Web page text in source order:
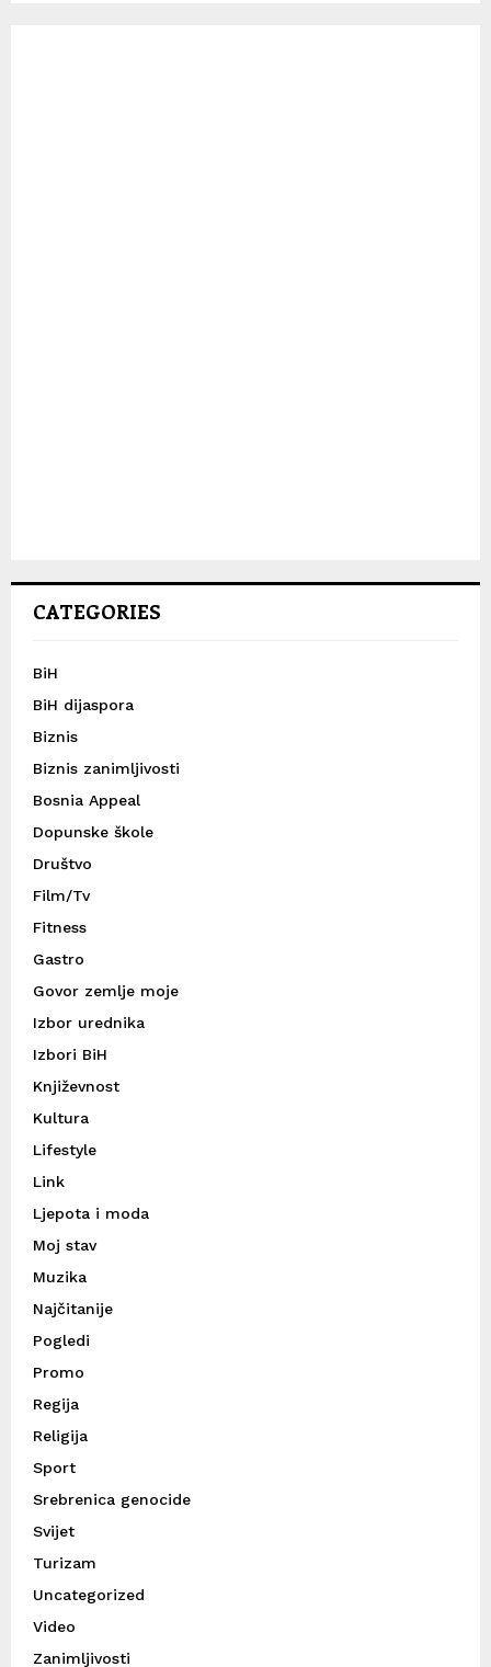
CATEGORIES
BiH
BiH dijaspora
Biznis
Biznis zanimljivosti
Bosnia Appeal
Dopunske škole
Društvo
Film/Tv
Fitness
Gastro
Govor zemlje moje
Izbor urednika
Izbori BiH
Književnost
Kultura
Lifestyle
Link
Ljepota i moda
Moj stav
Muzika
Najčitanije
Pogledi
Promo
Regija
Religija
Sport
Srebrenica genocide
Svijet
Turizam
Uncategorized
Video
Zanimljivosti